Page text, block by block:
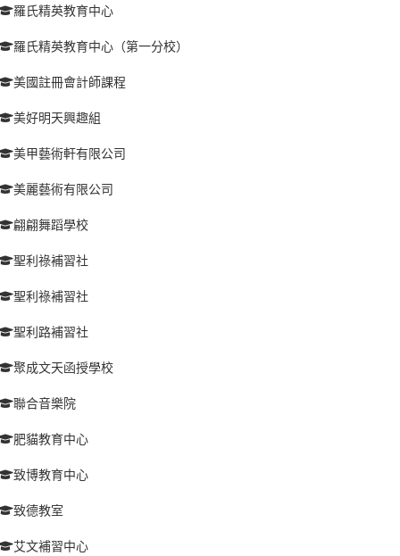
羅氏精英教育中心
羅氏精英教育中心（第一分校）
美國註冊會計師課程
美好明天興趣組
美甲藝術軒有限公司
美麗藝術有限公司
翩翩舞蹈學校
聖利祿補習社
聖利祿補習社
聖利路補習社
聚成文天函授學校
聯合音樂院
肥貓教育中心
致博教育中心
致德教室
艾文補習中心